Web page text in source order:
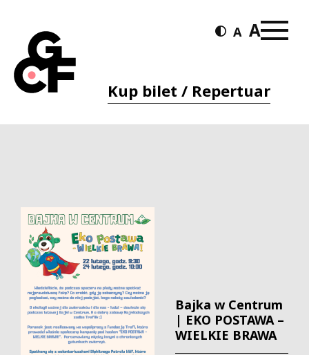
Kup bilet / Repertuar
Bajka w Centrum
| EKO POSTAWA –
WIELKIE BRAWA